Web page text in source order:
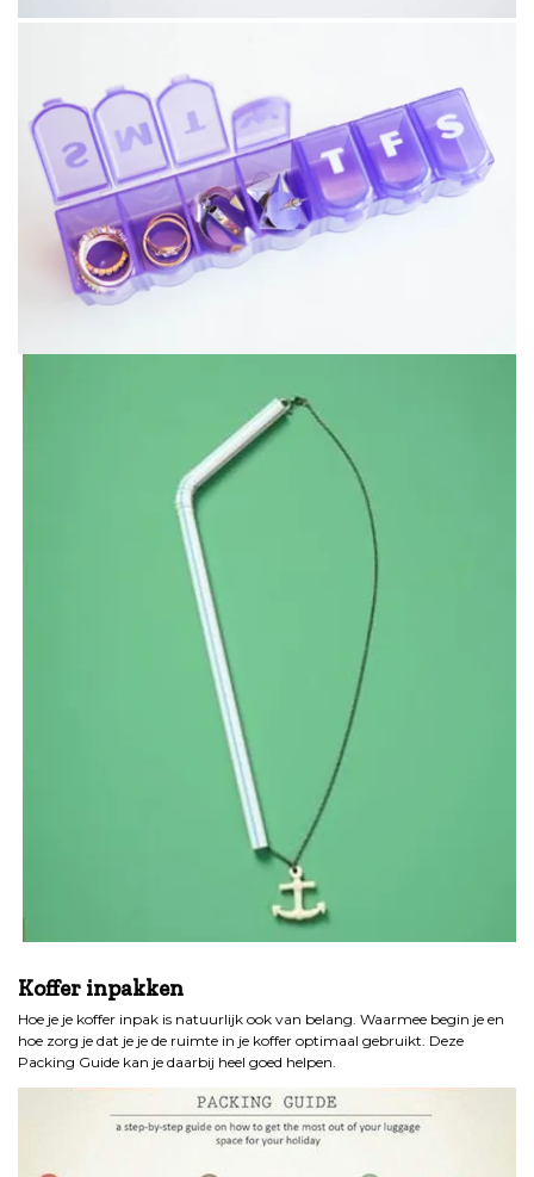
Koffer inpakken
Hoe je je koffer inpak is natuurlijk ook van belang. Waarmee begin je en
hoe zorg je dat je je de ruimte in je koffer optimaal gebruikt. Deze
Packing Guide kan je daarbij heel goed helpen.